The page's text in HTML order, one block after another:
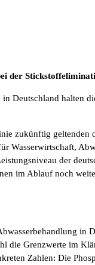
der
Deutschland halten
zukünftig geltenden
Wasserwirtschaft,
der
im Ablauf noch
in
die Grenzwerte im
Zahlen: Die